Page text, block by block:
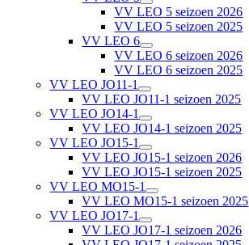
VV LEO 5 seizoen 2026
VV LEO 5 seizoen 2025
VV LEO 6
VV LEO 6 seizoen 2026
VV LEO 6 seizoen 2025
VV LEO JO11-1
VV LEO JO11-1 seizoen 2025
VV LEO JO14-1
VV LEO JO14-1 seizoen 2025
VV LEO JO15-1
VV LEO JO15-1 seizoen 2026
VV LEO JO15-1 seizoen 2025
VV LEO MO15-1
VV LEO MO15-1 seizoen 2025
VV LEO JO17-1
VV LEO JO17-1 seizoen 2026